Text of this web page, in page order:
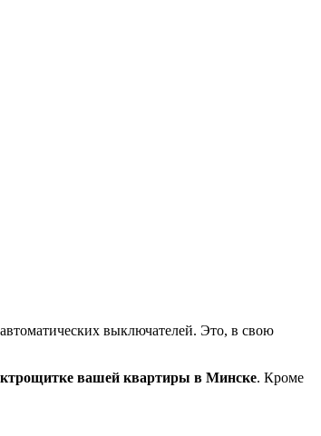
выключателей. Это, в свою
вашей квартиры в Минске. Кроме